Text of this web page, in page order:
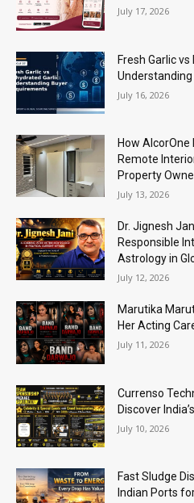
July 17, 2026
Fresh Garlic
July 16, 2026
How
Remote
Property
July 13, 2026
Dr. Jignesh
Responsible
Astrology in
July 12, 2026
Marutika
Her Acting
July 11, 2026
Currenso
Discover
July 10, 2026
Fast Sludge
Indian Ports